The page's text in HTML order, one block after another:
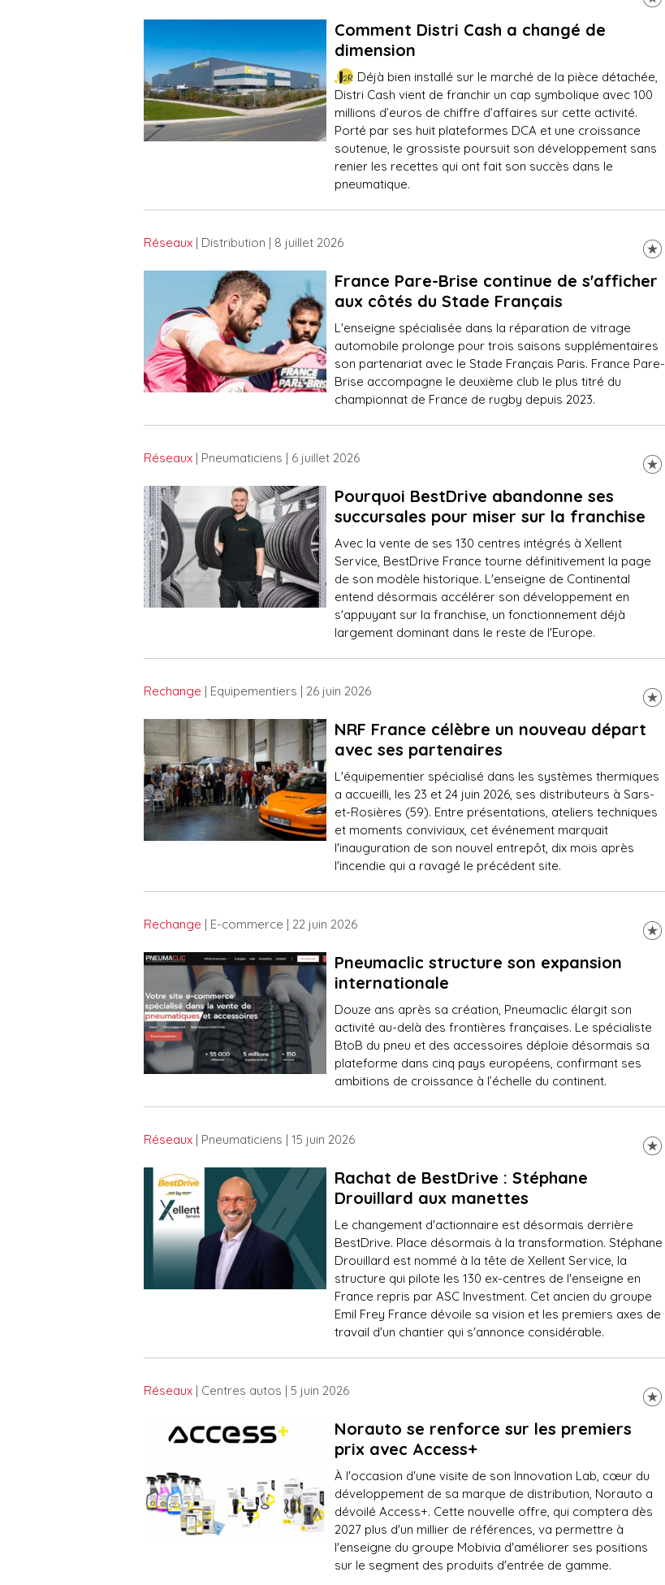
Comment Distri Cash a changé de
dimension
Déjà bien installé sur le marché de la pièce détachée,
Distri Cash vient de franchir un cap symbolique avec 100
millions d’euros de chiffre d’affaires sur cette activité.
Porté par ses huit plateformes DCA et une croissance
soutenue, le grossiste poursuit son développement sans
renier les recettes qui ont fait son succès dans le
pneumatique.
Réseaux | Distribution | 8 juillet 2026
France Pare-Brise continue de s'afficher
aux côtés du Stade Français
L'enseigne spécialisée dans la réparation de vitrage
automobile prolonge pour trois saisons supplémentaires
son partenariat avec le Stade Français Paris. France Pare-
Brise accompagne le deuxième club le plus titré du
championnat de France de rugby depuis 2023.
Réseaux | Pneumaticiens | 6 juillet 2026
Pourquoi BestDrive abandonne ses
succursales pour miser sur la franchise
Avec la vente de ses 130 centres intégrés à Xellent
Service, BestDrive France tourne définitivement la page
de son modèle historique. L'enseigne de Continental
entend désormais accélérer son développement en
s'appuyant sur la franchise, un fonctionnement déjà
largement dominant dans le reste de l'Europe.
Rechange | Equipementiers | 26 juin 2026
NRF France célèbre un nouveau départ
avec ses partenaires
L'équipementier spécialisé dans les systèmes thermiques
a accueilli, les 23 et 24 juin 2026, ses distributeurs à Sars-
et-Rosières (59). Entre présentations, ateliers techniques
et moments conviviaux, cet événement marquait
l'inauguration de son nouvel entrepôt, dix mois après
l'incendie qui a ravagé le précédent site.
Rechange | E-commerce | 22 juin 2026
Pneumaclic structure son expansion
internationale
Douze ans après sa création, Pneumaclic élargit son
activité au-delà des frontières françaises. Le spécialiste
BtoB du pneu et des accessoires déploie désormais sa
plateforme dans cinq pays européens, confirmant ses
ambitions de croissance à l’échelle du continent.
Réseaux | Pneumaticiens | 15 juin 2026
Rachat de BestDrive : Stéphane
Drouillard aux manettes
Le changement d'actionnaire est désormais derrière
BestDrive. Place désormais à la transformation. Stéphane
Drouillard est nommé à la tête de Xellent Service, la
structure qui pilote les 130 ex-centres de l'enseigne en
France repris par ASC Investment. Cet ancien du groupe
Emil Frey France dévoile sa vision et les premiers axes de
travail d'un chantier qui s'annonce considérable.
Réseaux | Centres autos | 5 juin 2026
Norauto se renforce sur les premiers
prix avec Access+
À l'occasion d'une visite de son Innovation Lab, cœur du
développement de sa marque de distribution, Norauto a
dévoilé Access+. Cette nouvelle offre, qui comptera dès
2027 plus d'un millier de références, va permettre à
l'enseigne du groupe Mobivia d'améliorer ses positions
sur le segment des produits d'entrée de gamme.